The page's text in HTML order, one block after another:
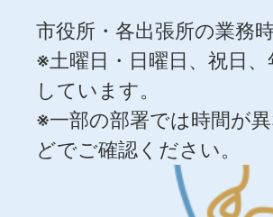
市役所・各出張所の業務
※土曜日・日曜日、祝日
しています。
※一部の部署では時間が
どでご確認ください。